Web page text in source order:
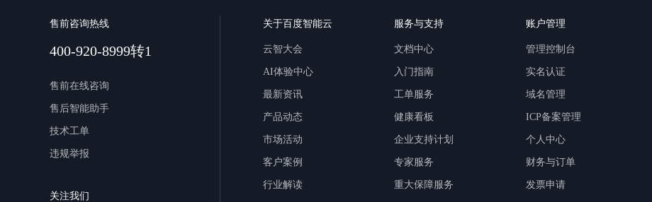
售前咨询热线
400-920-8999转1
售前在线咨询
售后智能助手
技术工单
违规举报
关于百度智能云
云智大会
AI体验中心
最新资讯
产品动态
市场活动
客户案例
行业解读
服务与支持
文档中心
入门指南
工单服务
健康看板
企业支持计划
专家服务
重大保障服务
账户管理
管理控制台
实名认证
域名管理
ICP备案管理
个人中心
财务与订单
发票申请
关注我们